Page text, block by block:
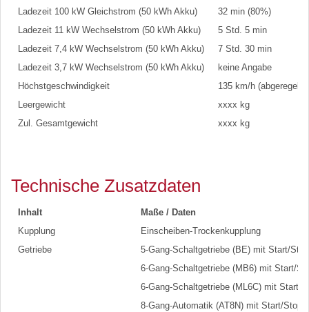
Ladezeit 100 kW Gleichstrom (50 kWh Akku)
32 min (80%)
Ladezeit 11 kW Wechselstrom (50 kWh Akku)
5 Std. 5 min
Ladezeit 7,4 kW Wechselstrom (50 kWh Akku)
7 Std. 30 min
Ladezeit 3,7 kW Wechselstrom (50 kWh Akku)
keine Angabe
Höchstgeschwindigkeit
135 km/h (abgeregelt)
Leergewicht
xxxx kg
Zul. Gesamtgewicht
xxxx kg
Technische Zusatzdaten
Inhalt
Maße / Daten
Kupplung
Einscheiben-Trockenkupplung
Getriebe
5-Gang-Schaltgetriebe (BE) mit Start/Stop
6-Gang-Schaltgetriebe (MB6) mit Start/
6-Gang-Schaltgetriebe (ML6C) mit Start/
8-Gang-Automatik (AT8N) mit Start/Stop